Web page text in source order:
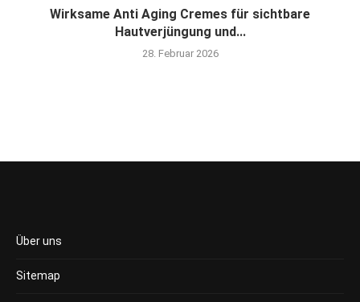
Wirksame Anti Aging Cremes für sichtbare
Hautverjüngung und...
28. Februar 2026
Über uns
Sitemap